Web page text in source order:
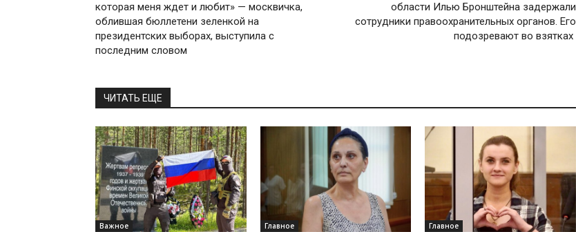
которая меня ждет и любит» — москвичка,
облившая бюллетени зеленкой на
президентских выборах, выступила с
последним словом
области Илью Бронштейна задержали
сотрудники правоохранительных органов. Его
подозревают во взятках
ЧИТАТЬ ЕЩЕ
Важное Главное Главное